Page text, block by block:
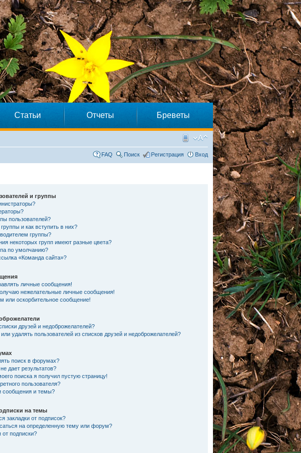
Статьи Отчеты Бреветы
FAQ Поиск Регистрация Вход
и группы
пользователей?
и как вступить в них?
группы?
некоторых групп имеют разные цвета?
по умолчанию?
«Команда сайта»?
личные сообщения!
нежелательные личные сообщения!
или оскорбительное сообщение!
друзей и недоброжелателей?
или удалять пользователей из списков друзей и недоброжелателей?
поиск в форумах?
дает результатов?
поиска я получил пустую страницу!
пользователя?
сообщения и темы?
на темы
закладки от подписок?
на определенную тему или форум?
от подписки?